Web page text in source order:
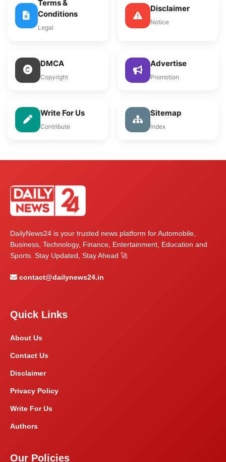
Terms &
Conditions
Legal
Disclaimer
Notice
DMCA
Copyright
Advertise
Promotion
Write For Us
Contribute
Sitemap
Index
DailyNews24 is your trusted news platform for Automobile,
Business, Technology, Finance, Entertainment, Education and
Sports. Stay Updated, Stay Ahead 🚀
contact@dailynews24.in
Quick Links
About Us
Contact Us
Disclaimer
Privacy Policy
Write For Us
Authors
Our Policies